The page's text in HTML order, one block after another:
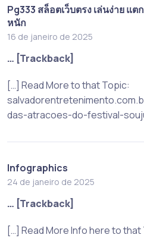
Pg333 สล็อตเว็บตรง เล่นง่าย แตก
หนัก
16 de janeiro de 2025
… [Trackback]
[…] Read More to that Topic:
das-atracoes-do-festival-
Infographics
24 de janeiro de 2025
… [Trackback]
[…] Read More Info here to that